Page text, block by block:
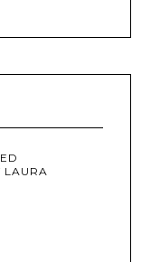
LAURA